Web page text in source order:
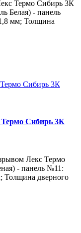
Термо Сибирь 3К
Белая) - панель
мм; Толщина
Термо Сибирь 3К
Лекс Термо
- панель №11:
Толщина дверного